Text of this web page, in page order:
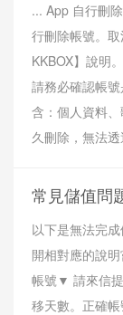
... App 自行刪
行刪除帳號。
KKBOX】說明
請務必確認帳
含：個人資料
久刪除，無法
常見儲值問
以下是無法完
開相對應的說
帳號▼ 請來信
移天數。正確